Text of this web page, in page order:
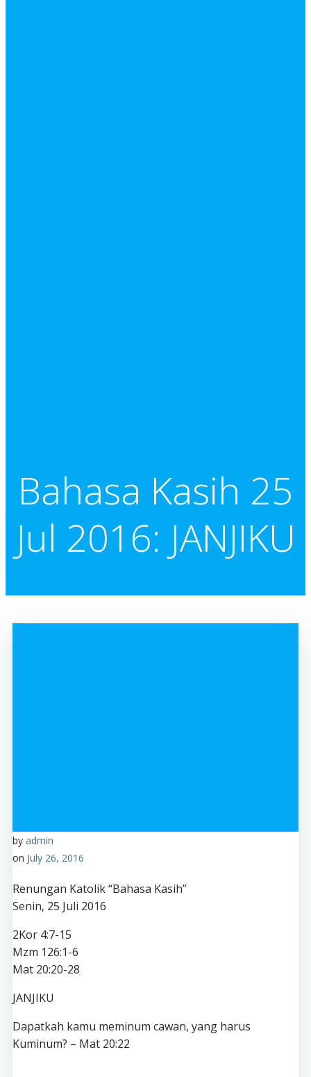
Bahasa Kasih 25
Jul 2016: JANJIKU
by admin
on July 26, 2016
Renungan Katolik “Bahasa Kasih”
Senin, 25 Juli 2016
2Kor 4:7-15
Mzm 126:1-6
Mat 20:20-28
JANJIKU
Dapatkah kamu meminum cawan, yang harus
Kuminum? – Mat 20:22